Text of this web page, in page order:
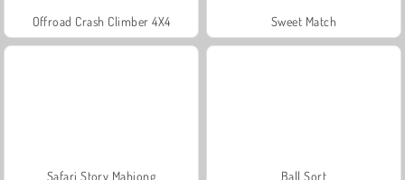
Offroad Crash Climber 4X4 Sweet Match
Safari Story Mahjong Ball Sort